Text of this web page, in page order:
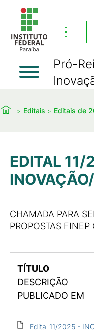
⋮
Pró-
Editais Editais de
EDITAL 11/
CHAMADA PARA
PROPOSTAS
TÍTULO
DESCRIÇÃO
PUBLICADO EM
Edital 11/2025 -